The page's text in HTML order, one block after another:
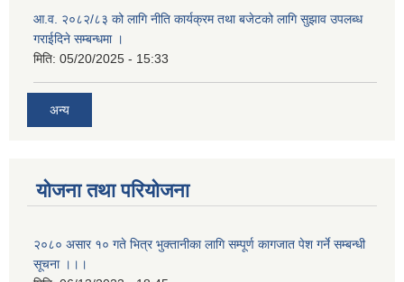
आ.व. २०८२/८३ को लागि नीति कार्यक्रम तथा बजेटको लागि सुझाव उपलब्ध
गराईदिने सम्बन्धमा ।
मिति: 05/20/2025 - 15:33
अन्य
योजना तथा परियोजना
२०८० असार १० गते भित्र भुक्तानीका लागि सम्पूर्ण कागजात पेश गर्ने सम्बन्धी
सूचना ।।।